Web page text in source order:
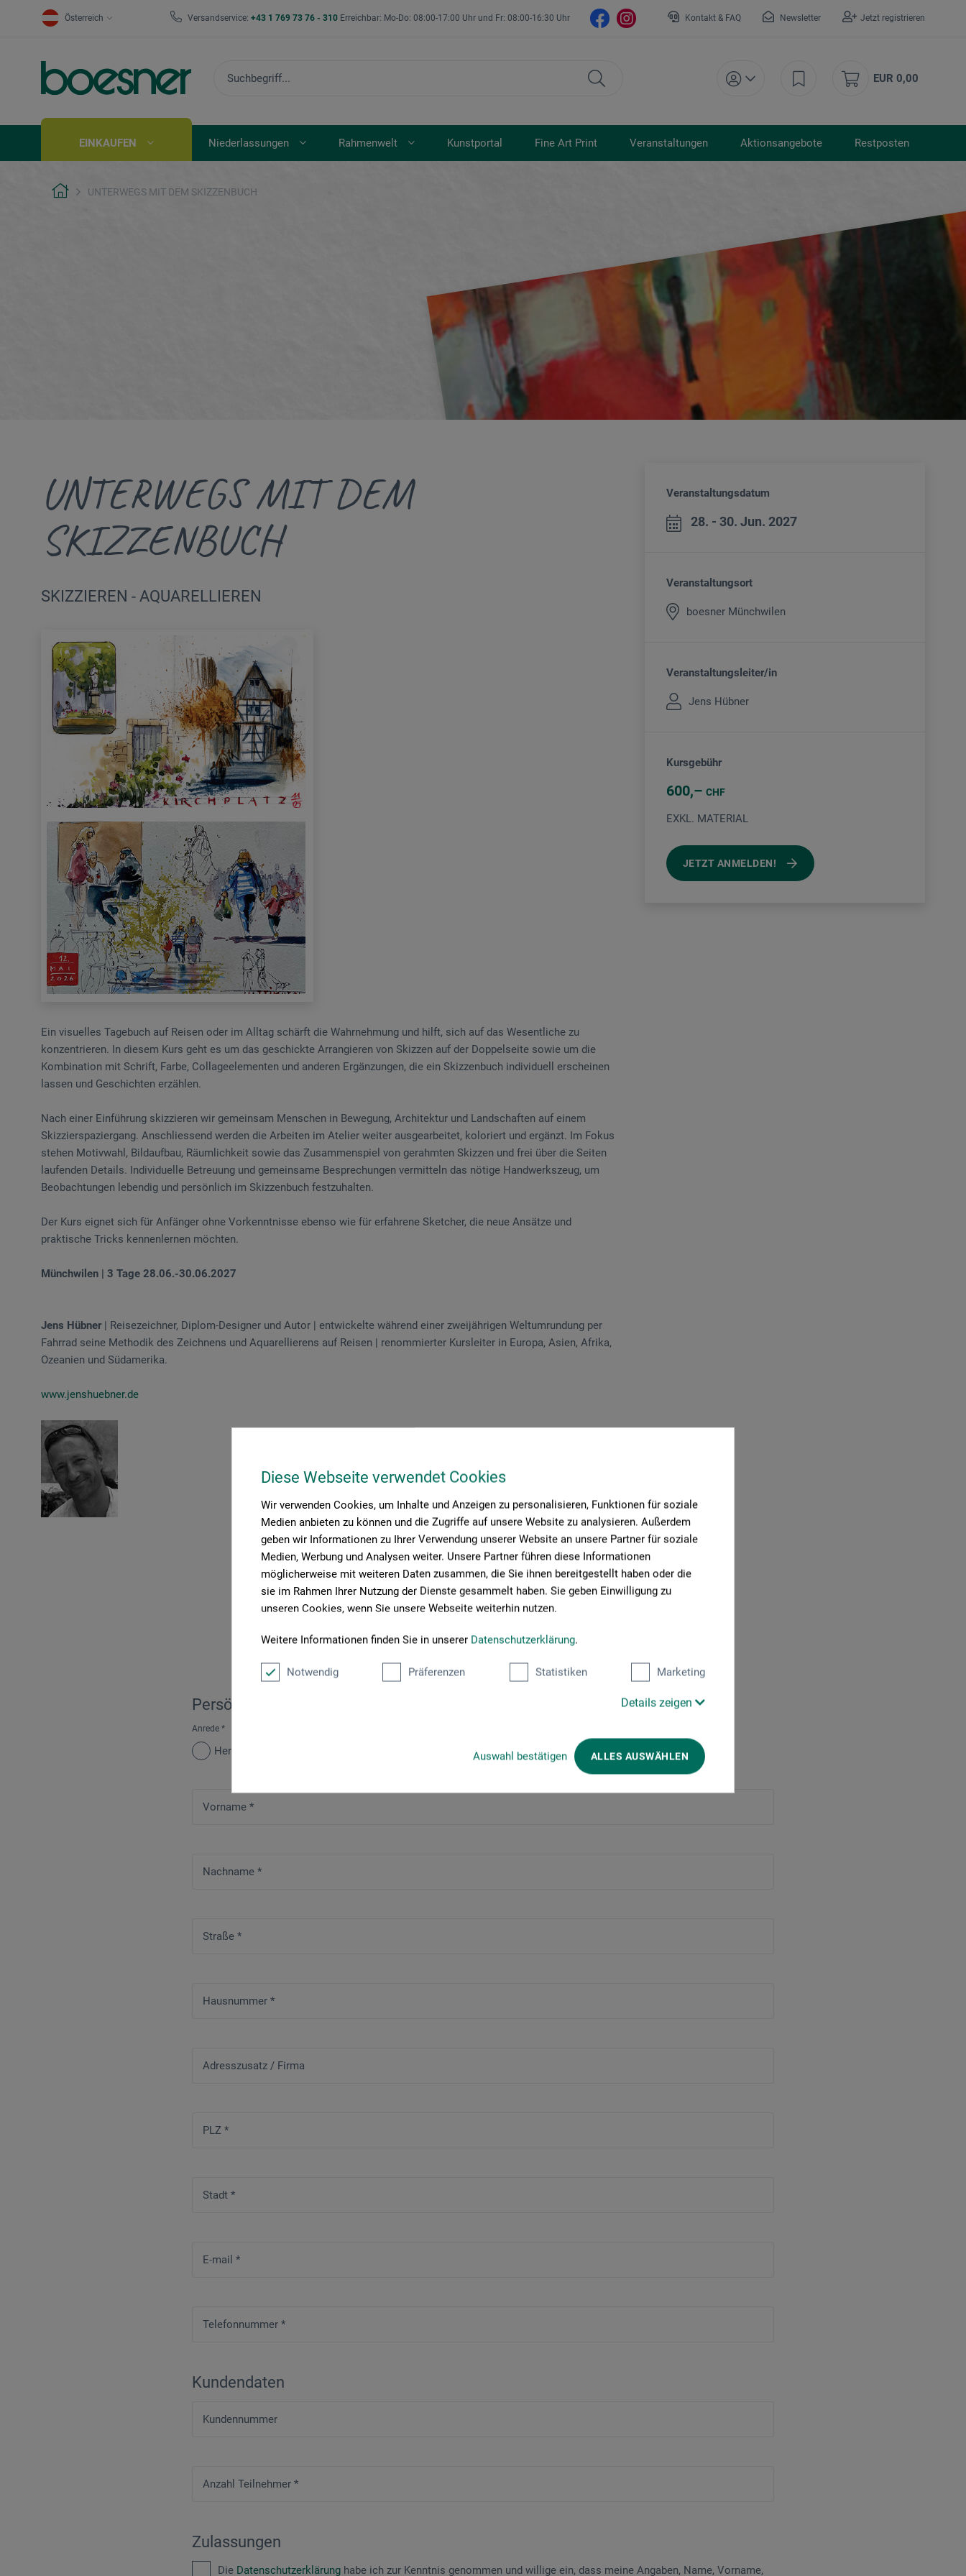
Diese Webseite verwendet Cookies
Wir verwenden Cookies, um Inhalte und Anzeigen zu personalisieren, Funktionen für soziale
Medien anbieten zu können und die Zugriffe auf unsere Website zu analysieren. Außerdem
geben wir Informationen zu Ihrer Verwendung unserer Website an unsere Partner für soziale
Medien, Werbung und Analysen weiter. Unsere Partner führen diese Informationen
möglicherweise mit weiteren Daten zusammen, die Sie ihnen bereitgestellt haben oder die
sie im Rahmen Ihrer Nutzung der Dienste gesammelt haben. Sie geben Einwilligung zu
unseren Cookies, wenn Sie unsere Webseite weiterhin nutzen.
Weitere Informationen finden Sie in unserer Datenschutzerklärung.
Notwendig Präferenzen Statistiken Marketing
Details zeigen
Auswahl bestätigen ALLES AUSWÄHLEN
Österreich Versandservice: +43 1 769 73 76 - 310 Erreichbar: Mo-Do: 08:00-17:00 Uhr und Fr: 08:00-16:30 Uhr Kontakt & FAQ Newsletter Jetzt registrieren
EUR 0,00
EINKAUFEN Niederlassungen Rahmenwelt Kunstportal Fine Art Print Veranstaltungen Aktionsangebote Restposten
UNTERWEGS MIT DEM SKIZZENBUCH
UNTERWEGS MIT DEM
SKIZZENBUCH
SKIZZIEREN - AQUARELLIEREN
Ein visuelles Tagebuch auf Reisen oder im Alltag schärft die Wahrnehmung und hilft, sich auf das Wesentliche zu
konzentrieren. In diesem Kurs geht es um das geschickte Arrangieren von Skizzen auf der Doppelseite sowie um die
Kombination mit Schrift, Farbe, Collageelementen und anderen Ergänzungen, die ein Skizzenbuch individuell erscheinen
lassen und Geschichten erzählen.
Nach einer Einführung skizzieren wir gemeinsam Menschen in Bewegung, Architektur und Landschaften auf einem
Skizzierspaziergang. Anschliessend werden die Arbeiten im Atelier weiter ausgearbeitet, koloriert und ergänzt. Im Fokus
stehen Motivwahl, Bildaufbau, Räumlichkeit sowie das Zusammenspiel von gerahmten Skizzen und frei über die Seiten
laufenden Details. Individuelle Betreuung und gemeinsame Besprechungen vermitteln das nötige Handwerkszeug, um
Beobachtungen lebendig und persönlich im Skizzenbuch festzuhalten.
Der Kurs eignet sich für Anfänger ohne Vorkenntnisse ebenso wie für erfahrene Sketcher, die neue Ansätze und
praktische Tricks kennenlernen möchten.
Münchwilen | 3 Tage 28.06.-30.06.2027
Jens Hübner| Reisezeichner, Diplom-Designer und Autor | entwickelte während einer zweijährigen Weltumrundung per
Fahrrad seine Methodik des Zeichnens und Aquarellierens auf Reisen | renommierter Kursleiter in Europa, Asien, Afrika,
Ozeanien und Südamerika.
www.jenshuebner.de
Veranstaltungsdatum
28. - 30. Jun. 2027
Veranstaltungsort
boesner Münchwilen
Veranstaltungsleiter/in
Jens Hübner
Kursgebühr
600 CHF
EXKL. MATERIAL
JETZT ANMELDEN!
Jetzt anmelden!
Persönliche Daten
Anrede *
Herr
Vorname *
Nachname *
Straße *
Hausnummer *
Adresszusatz / Firma
PLZ *
Stadt *
E-mail *
Telefonnummer *
Kundendaten
Kundennummer
Anzahl Teilnehmer *
Zulassungen
Die Datenschutzerklärung habe ich zur Kenntnis genommen und willige ein, dass meine Angaben, Name, Vorname,